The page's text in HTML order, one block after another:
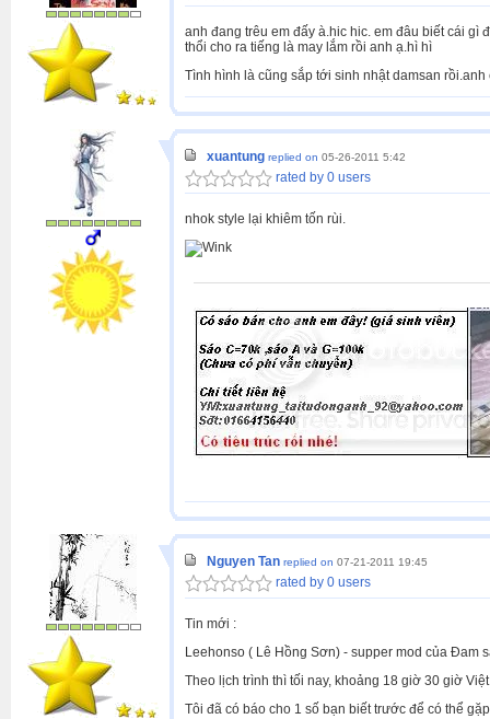
anh đang trêu em đấy à.hic hic. em đâu biết cái gì
thổi cho ra tiếng là may lắm rồi anh ạ.hì hì
Tình hình là cũng sắp tới sinh nhật damsan
xuantung replied on 05-26-2011 5:42
rated by 0 users
nhok style lại khiêm tốn rùi.
Nguyen Tan replied on 07-21-2011 19:45
rated by 0 users
Tin mới :
Leehonso ( Lê Hồng Sơn) - supper mod của Đam
Theo lịch trình thì tối nay, khoảng 18 giờ 30 giờ
Tôi đã có báo cho 1 số bạn biết trước để có thể